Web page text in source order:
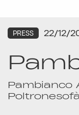
PRESS 22/12/
Pambianco